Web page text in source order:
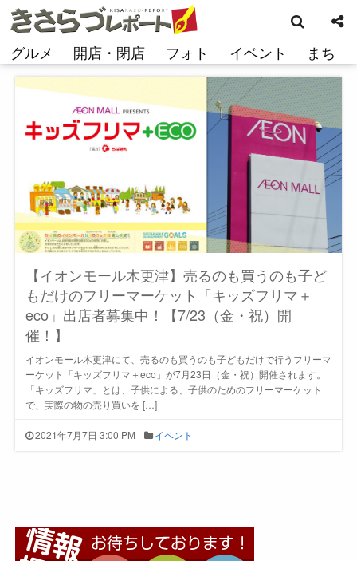
コ
ン
ン
グルメ 開店・閉店 フォト イベント まち
索
【イオンモール木更津】売るのも買うのも子ど
もだけのフリーマーケット「キッズフリマ＋
eco」出店者募集中！【7/23（金・祝）開
催！】
イオンモール木更津にて、売るのも買うのも子どもだけで行うフリーマ
ーケット「キッズフリマ＋eco」が7月23日（金・祝）開催されます。
「キッズフリマ」とは、子供による、子供のためのフリーマーケット
で、実際の物の売り買いを […]
2021年7月7日 3:00 PM イベント